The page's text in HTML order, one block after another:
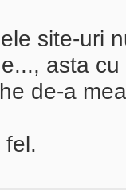
site-uri
asta
de-a
fel.